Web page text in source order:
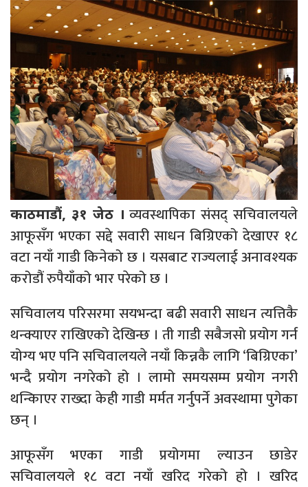
काठमाडौं, ३१ जेठ । व्यवस्थापिका संसद् सचिवालयले
आफूसँग भएका सद्दे सवारी साधन बिग्रिएको देखाएर १८
वटा नयाँ गाडी किनेको छ । यसबाट राज्यलाई अनावश्यक
करोडौं रुपैयाँको भार परेको छ ।
सचिवालय परिसरमा सयभन्दा बढी सवारी साधन त्यत्तिकै
थन्क्याएर राखिएको देखिन्छ । ती गाडी सबैजसो प्रयोग गर्न
योग्य भए पनि सचिवालयले नयाँ किन्नकै लागि ‘बिग्रिएका’
भन्दै प्रयोग नगरेको हो । लामो समयसम्म प्रयोग नगरी
थन्किाएर राख्दा केही गाडी मर्मत गर्नुपर्ने अवस्थामा पुगेका
छन् ।
आफूसँग भएका गाडी प्रयोगमा ल्याउन छाडेर
सचिवालयले १८ वटा नयाँ खरिद गरेको हो । खरिद